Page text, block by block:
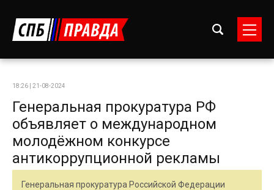
18:26 | 21-08-2024
Генеральная прокуратура РФ
объявляет о международном
молодёжном конкурсе
антикоррупционной рекламы
Генеральная прокуратура Российской Федерации